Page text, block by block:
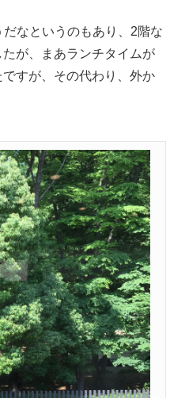
なというのもあり、2階な
が、まあランチタイムが
すが、その代わり、外か